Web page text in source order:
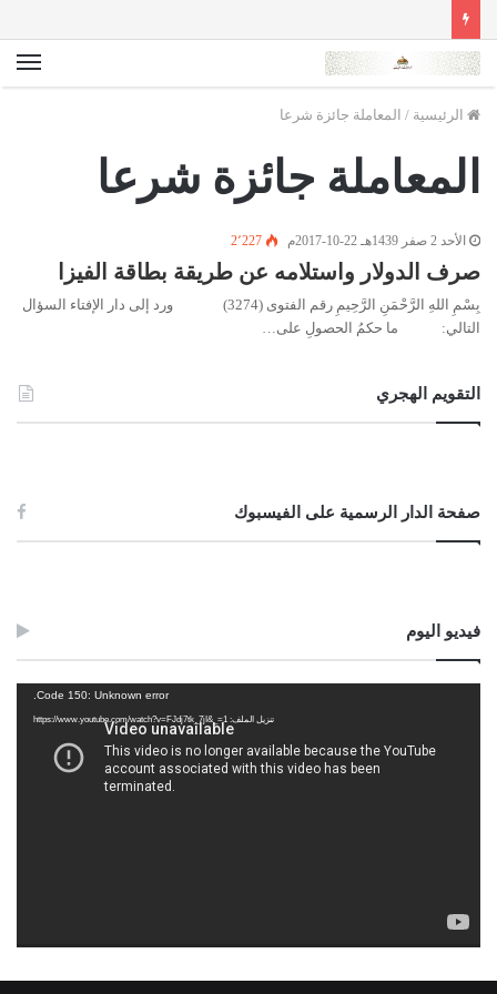
الرئيسية / المعاملة جائزة شرعا
المعاملة جائزة شرعا
الأحد 2 صفر 1439هـ 22-10-2017م 2٬227
صرف الدولار واستلامه عن طريقة بطاقة الفيزا
بِسْمِ اللهِ الرَّحْمَنِ الرَّحِيمِ رقم الفتوى (3274) ورد إلى دار الإفتاء السؤال
التالي: ما حكمُ الحصولِ على…
التقويم الهجري
صفحة الدار الرسمية على الفيسبوك
فيديو اليوم
Code 150: Unknown error.
تنزيل الملف: https://www.youtube.com/watch?v=FJdj7tk_7jI&_=1